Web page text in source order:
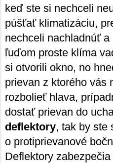
keď ste si nechceli
púšťať klimatizáciu,
nechceli nachladnúť a
ľuďom proste klíma
si otvorili okno, no
prievan z ktorého vás
rozbolieť hlava,
dostať prievan do
deflektory, tak by ste
o protiprievanové
Deflektory